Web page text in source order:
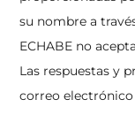
su nombre a
ECHABE no
Las respuestas y
correo